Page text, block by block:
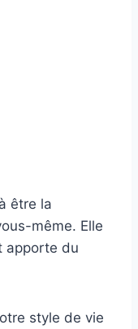
être la
même. Elle
apporte du
style de vie